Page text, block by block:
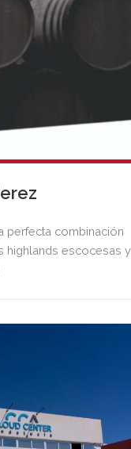
perfecta combinación
highlands escocesas y